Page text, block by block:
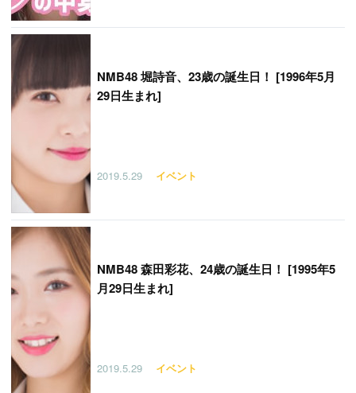
NMB48 堀詩音、23歳の誕生日！ [1996年5月
29日生まれ]
2019.5.29 イベント
NMB48 森田彩花、24歳の誕生日！ [1995年5
月29日生まれ]
2019.5.29 イベント